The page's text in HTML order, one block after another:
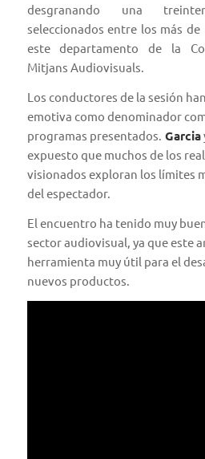
desgranando una
seleccionados entre los más
este departamento de la
Mitjans Audiovisuals.
Los conductores de la sesión
emotiva como denominador
programas presentados. Garcia
expuesto que muchos de los
visionados exploran los límites
del espectador.
El encuentro ha tenido muy
sector audiovisual, ya que este
herramienta muy útil para el
nuevos productos.